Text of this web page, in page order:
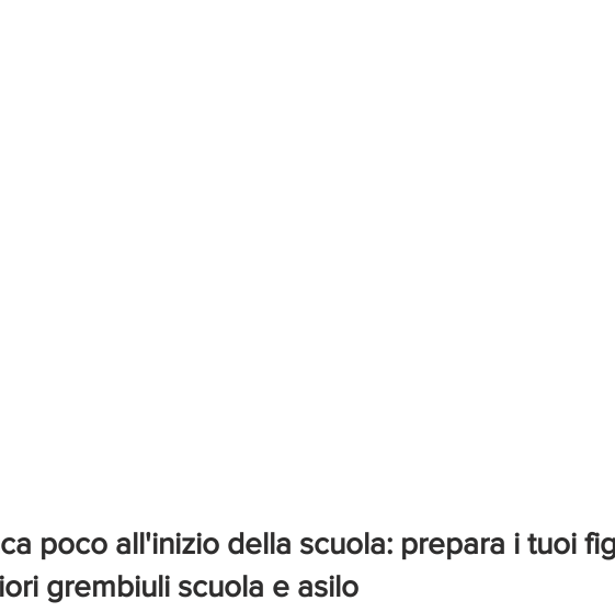
poco all'inizio della scuola: prepara i tuoi
grembiuli scuola e asilo